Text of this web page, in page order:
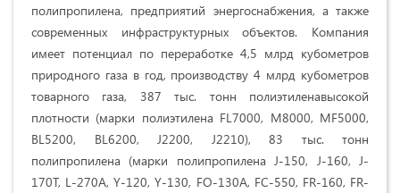
полипропилена, предприятий энергоснабжения, а также
современных инфраструктурных объектов. Компания
имеет потенциал по переработке 4,5 млрд кубометров
природного газа в год, производству 4 млрд кубометров
товарного газа, 387 тыс. тонн полиэтиленавысокой
плотности (марки полиэтилена FL7000, M8000, MF5000,
BL5200, BL6200, J2200, J2210), 83 тыс. тонн
полипропилена (марки полипропилена J-150, J-160, J-
170T, L-270A, Y-120, Y-130, FO-130A, FC-550, FR-160, FR-